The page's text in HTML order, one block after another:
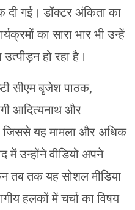
गई। डॉक्टर अंकिता का
का सारा भार भी उन्हें
हो रहा है।
सीएम बृजेश पाठक,
आदित्यनाथ और
जिससे यह मामला और अधिक
में उन्होंने वीडियो अपने
तब तक यह सोशल मीडिया
हलकों में चर्चा का विषय